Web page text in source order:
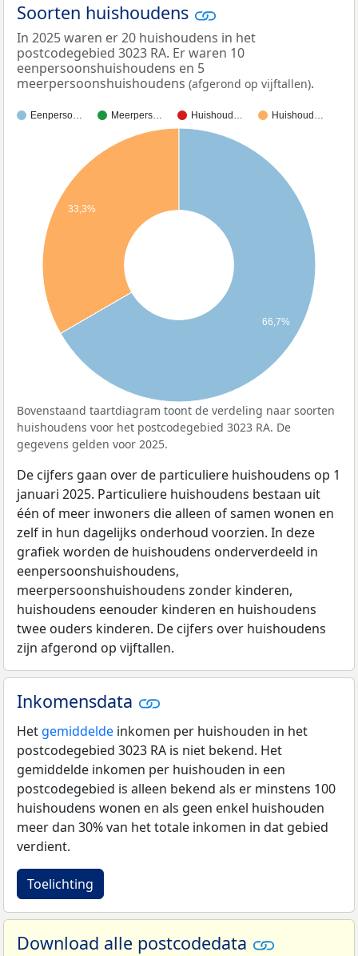
Soorten huishoudens
In 2025 waren er 20 huishoudens in het
postcodegebied 3023 RA. Er waren 10
eenpersoonshuishoudens en 5
meerpersoonshuishoudens (afgerond op vijftallen).
Eenperso… Meerpers… Huishoud… Huishoud…
33,3%
66,7%
Bovenstaand taartdiagram toont de verdeling naar soorten
huishoudens voor het postcodegebied 3023 RA. De
gegevens gelden voor 2025.
De cijfers gaan over de particuliere huishoudens op 1
januari 2025. Particuliere huishoudens bestaan uit
één of meer inwoners die alleen of samen wonen en
zelf in hun dagelijks onderhoud voorzien. In deze
grafiek worden de huishoudens onderverdeeld in
eenpersoonshuishoudens,
meerpersoonshuishoudens zonder kinderen,
huishoudens eenouder kinderen en huishoudens
twee ouders kinderen. De cijfers over huishoudens
zijn afgerond op vijftallen.
Inkomensdata
Het gemiddelde inkomen per huishouden in het
postcodegebied 3023 RA is niet bekend. Het
gemiddelde inkomen per huishouden in een
postcodegebied is alleen bekend als er minstens 100
huishoudens wonen en als geen enkel huishouden
meer dan 30% van het totale inkomen in dat gebied
verdient.
Toelichting
Download alle postcodedata